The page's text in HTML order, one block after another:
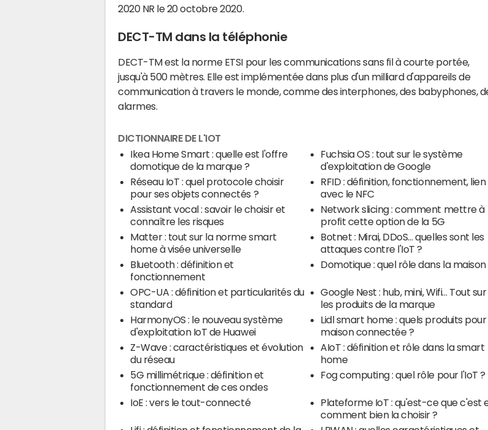
2020 NR le 20 octobre 2020.
DECT-TM dans la téléphonie
DECT-TM est la norme ETSI pour les communications sans fil à courte portée,
jusqu'à 500 mètres. Elle est implémentée dans plus d'un milliard d'appareils de
communication à travers le monde, comme des interphones, des babyphones,
alarmes.
DICTIONNAIRE DE L'IOT
Ikea Home Smart : quelle est l'offre
domotique de la marque ?
Fuchsia OS : tout sur le système
d'exploitation de Google
Réseau IoT : quel protocole choisir
pour ses objets connectés ?
RFID : définition, fonctionnement, lien
avec le NFC
Assistant vocal : savoir le choisir et
connaître les risques
Network slicing : comment mettre à
profit cette option de la 5G
Matter : tout sur la norme smart
home à visée universelle
Botnet : Mirai, DDoS… quelles sont les
attaques contre l'IoT ?
Bluetooth : définition et
fonctionnement
Domotique : quel rôle dans la maison
OPC-UA : définition et particularités du
standard
Google Nest : hub, mini, Wifi… Tout sur
les produits de la marque
HarmonyOS : le nouveau système
d'exploitation IoT de Huawei
Lidl smart home : quels produits pour
maison connectée ?
Z-Wave : caractéristiques et évolution
du réseau
AIoT : définition et rôle dans la smart
home
5G millimétrique : définition et
fonctionnement de ces ondes
Fog computing : quel rôle pour l'IoT ?
IoE : vers le tout-connecté
Plateforme IoT : qu'est-ce que c'est
comment bien la choisir ?